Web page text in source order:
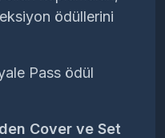
ödüllerini
Pass ödül
Cover ve Set